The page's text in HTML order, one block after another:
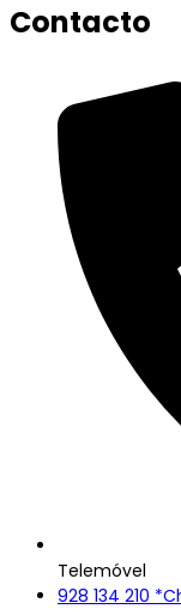
Contacto
Telemóvel
928 134 210